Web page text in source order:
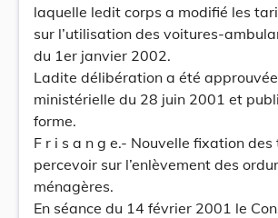
laquelle ledit corps a modifié les
sur l’utilisation des voitures-
du 1er janvier 2002.
Ladite délibération a été
ministérielle du 28 juin 2001 et
forme.
F r i s a n g e.- Nouvelle fixation
percevoir sur l’enlèvement des
ménagères.
En séance du 14 février 2001 le